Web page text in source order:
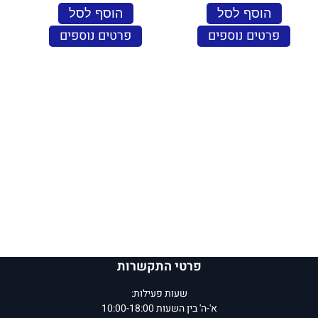
הוסף לסל
פרטים נוספים
הוסף לסל
פרטים נוספים
פרטי התקשרות
שעות פעילות:
א'-ה' בין השעות 10:00-18:00